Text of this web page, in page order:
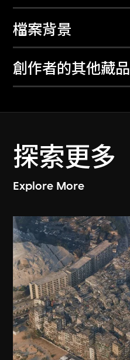
檔案背景
創作者的其他藏品
探索更多
Explore More